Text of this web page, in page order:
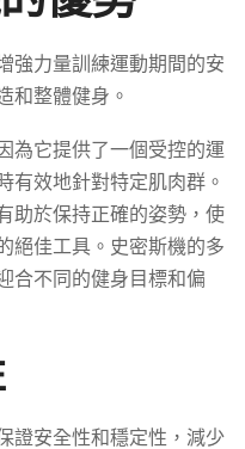
強力量訓練運動期間的安
和整體健身。
為它提供了一個受控的運
有效地針對特定肌肉群。
助於保持正確的姿勢，使
絕佳工具。史密斯機的多
合不同的健身目標和偏
證安全性和穩定性，減少